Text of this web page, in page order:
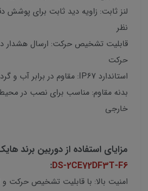
لنز ثابت: زاویه دید ثابت برای پوشش
نظر
قابلیت تشخیص حرکت: ارسال
حرکت
استاندارد IP67: مقاوم در برابر آب و گرد و غبار
بدنه مقاوم: مناسب برای نصب در
خارجی
مزایای استفاده از دوربین برند
DS-2CE72DF3T-F6
:
امنیت بالا: با قابلیت تشخیص حرکت و